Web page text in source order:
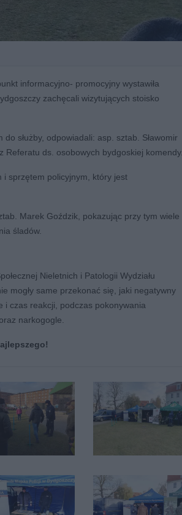
informacyjno- promocyjny wystawiła
zachęcali wizytujących stoisko
służby, odpowiadali: asp. sztab. Sławomir
Referatu ds. osobowych bydgoskiej komendy.
i sprzętem policyjnym, który jest
Marek Goździk, pokazując przy tym wiele
śladów.
Nieletnich i Patologii Wydziału
mogły same przekonać się, jaki negatywny
i czas reakcji, podczas pokonywania
narkogogle.